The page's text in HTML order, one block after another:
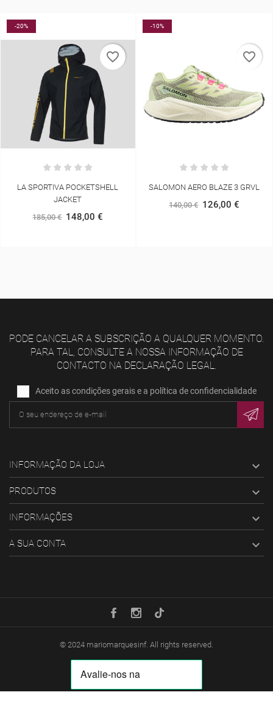
-20%
LA SPORTIVA POCKETSHELL
JACKET
185,00 € 148,00 €
favorite_border
-10%
SALOMON AERO BLAZE 3 GRVL
140,00 € 126,00 €
favorite_border
PODE CANCELAR A SUBSCRIÇÃO A QUALQUER MOMENTO.
PARA TAL, CONSULTE A NOSSA INFORMAÇÃO DE
CONTACTO NA DECLARAÇÃO LEGAL.
Aceito as condições gerais e a política de confidencialidade
INFORMAÇÃO DA LOJA 
PRODUTOS 
INFORMAÇÕES 
A SUA CONTA 
© 2024 mariomarquesinf. All rights reserved.